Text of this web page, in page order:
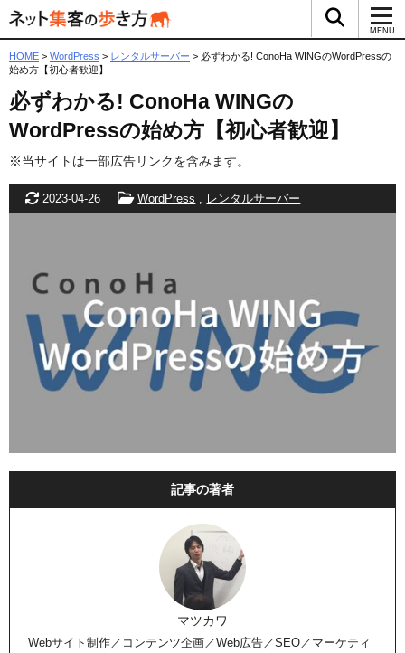
メ
MENU
検索ボ
HOME > WordPress > レンタルサーバー > 必ずわかる! ConoHa WINGのWordPressの
始め方【初心者歓迎】
必ずわかる! ConoHa WINGの
WordPressの始め方【初心者歓迎】
※当サイトは一部広告リンクを含みます。
更新日
2023-04-26 カテゴリー
WordPress , レンタルサーバー
記事の著者
マツカワ
Webサイト制作／コンテンツ企画／Web広告／SEO／マーケティ